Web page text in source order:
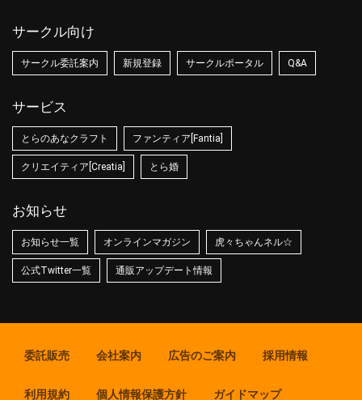
サークル向け
サークル委託案内 新規登録 サークルポータル Q&A
サービス
とらのあなクラフト ファンティア[Fantia]
クリエイティア[Creatia] とら婚
お知らせ
お知らせ一覧 オンラインマガジン 虎々ちゃんネル☆
公式Twitter一覧 通販アップデート情報
委託販売 会社案内 広告のご案内 採用情報
利用規約 個人情報保護方針 ガイドマップ